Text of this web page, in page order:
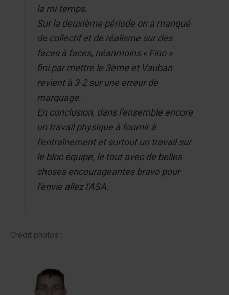
la mi-temps.
Sur la deuxième période on a manqué
de collectif et de réalisme sur des
faces à faces, néanmoins « Fino »
fini par mettre le 3ème et Vauban
revient à 3-2 sur une erreur de
marquage.
En conclusion, dans l’ensemble encore
un travail physique à fournir à
l’entraînement et surtout un travail sur
le bloc équipe, le tout avec de belles
choses encourageantes bravo pour
l’envie allez l'ASA.
Crédit photos :